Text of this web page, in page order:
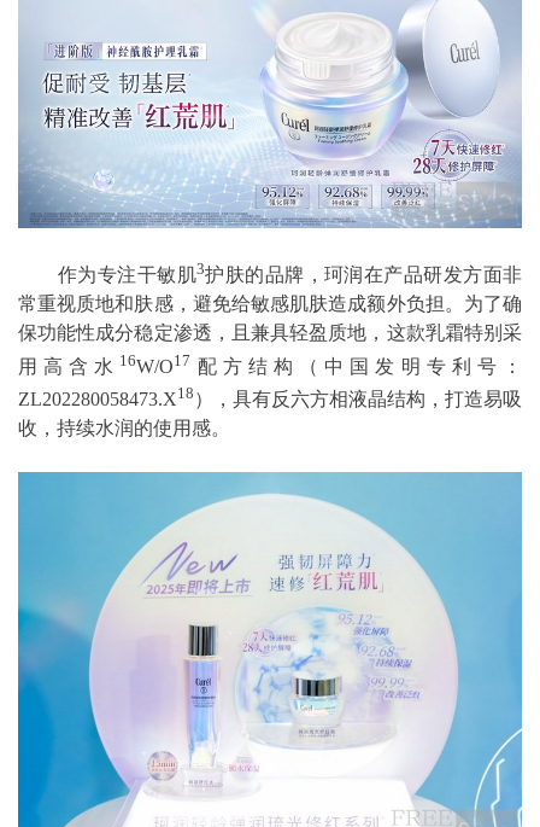
作为专注干敏肌3护肤的品牌，珂润在产品研发方面非
常重视质地和肤感，避免给敏感肌肤造成额外负担。为了确
保功能性成分稳定渗透，且兼具轻盈质地，这款乳霜特别采
用高含水 16W/O17 配方结构（中国发明专利号：
ZL202280058473.X18 ），具有反六方相液晶结构，打造易吸
收，持续水润的使用感。